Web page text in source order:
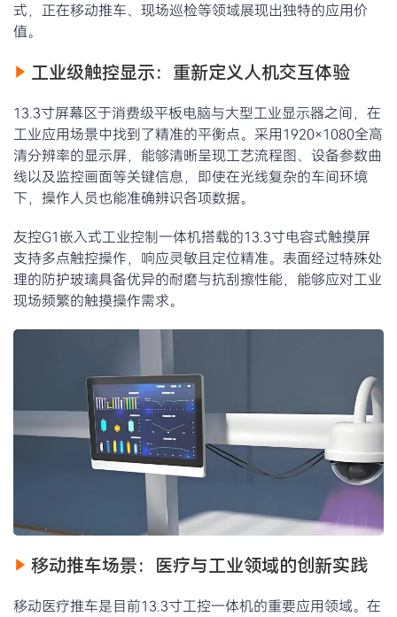
式，正在移动推车、现场巡检等领域展现出独特的应用价
值。
工业级触控显示：重新定义人机交互体验
13.3寸屏幕区于消费级平板电脑与大型工业显示器之间，在
工业应用场景中找到了精准的平衡点。采用1920×1080全高
清分辨率的显示屏，能够清晰呈现工艺流程图、设备参数曲
线以及监控画面等关键信息，即使在光线复杂的车间环境
下，操作人员也能准确辨识各项数据。
友控G1嵌入式工业控制一体机搭载的13.3寸电容式触摸屏
支持多点触控操作，响应灵敏且定位精准。表面经过特殊处
理的防护玻璃具备优异的耐磨与抗刮擦性能，能够应对工业
现场频繁的触摸操作需求。
移动推车场景：医疗与工业领域的创新实践
移动医疗推车是目前13.3寸工控一体机的重要应用领域。在